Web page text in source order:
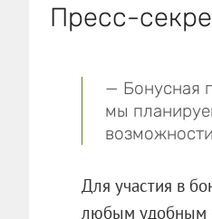
Пресс-
— Бонусная
мы
Для участия в
любым удобным